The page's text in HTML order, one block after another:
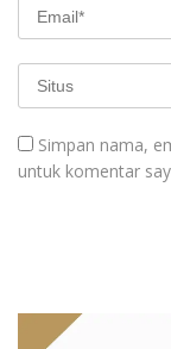
Simpan nama,
untuk komentar